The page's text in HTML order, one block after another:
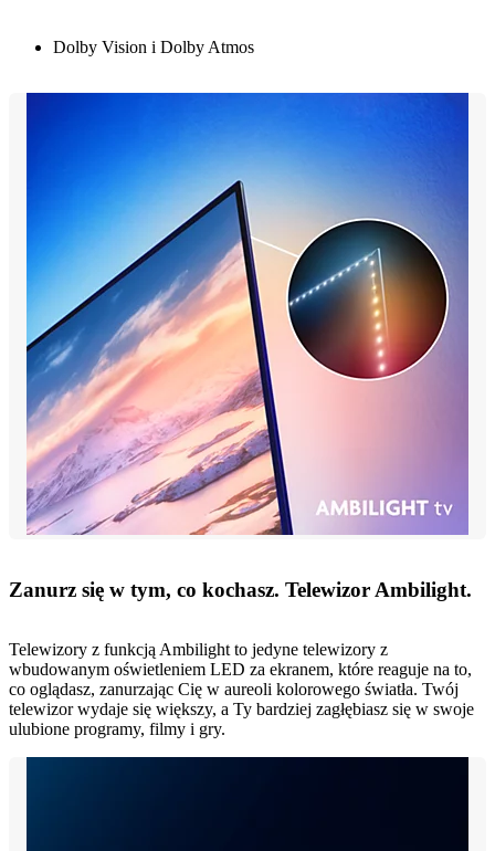
Dolby Vision i Dolby Atmos
Zanurz się w tym, co kochasz. Telewizor Ambilight.
Telewizory z funkcją Ambilight to jedyne telewizory z
wbudowanym oświetleniem LED za ekranem, które reaguje na to,
co oglądasz, zanurzając Cię w aureoli kolorowego światła. Twój
telewizor wydaje się większy, a Ty bardziej zagłębiasz się w swoje
ulubione programy, filmy i gry.